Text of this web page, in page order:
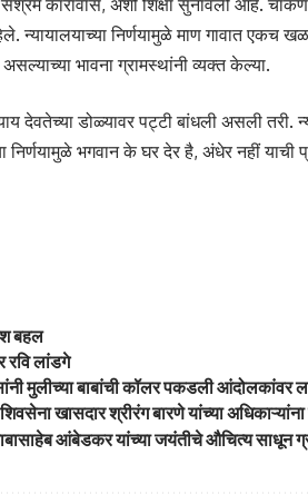
कारावास, अशी शिक्षा सुनावली आहे. चाकण
न्यायालयाच्या निर्णयामुळे माण गावात
भावना ग्रामस्थांनी व्यक्त केल्या.
देवतेच्या डोळ्यावर पट्टी बांधली असली तरी.
निर्णयामुळे भगवान के घर देर है, अंधेर नहीं याची
बहल
रवि लांडगे
मुलीच्या बाबांची कॉलर पकडली आंदोलकांवर
शिवसेना खासदार श्रीरंग बारणे यांच्या
आंबेडकर यांच्या जयंतीचे औचित्य साधून